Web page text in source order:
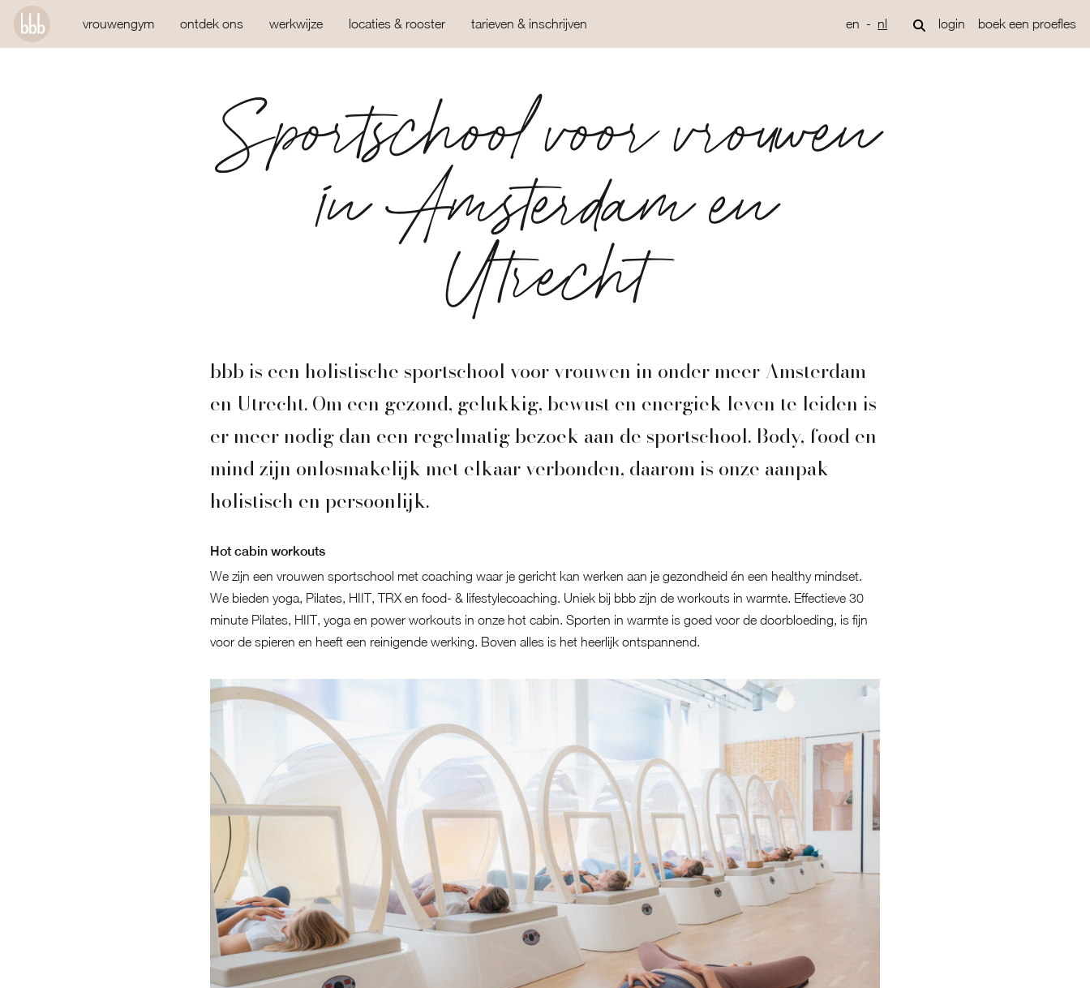
vrouwengym ontdek ons werkwijze locaties & rooster tarieven & inschrijven en nl login boek een proefles
Sportschool voor vrouwen
in Amsterdam en
Utrecht
bbb is een holistische sportschool voor vrouwen in onder meer Amsterdam
en Utrecht. Om een gezond, gelukkig, bewust en energiek leven te leiden is
er meer nodig dan een regelmatig bezoek aan de sportschool. Body, food en
mind zijn onlosmakelijk met elkaar verbonden, daarom is onze aanpak
holistisch en persoonlijk.
Hot cabin workouts
We zijn een vrouwen sportschool met coaching waar je gericht kan werken aan je gezondheid én een healthy mindset.
We bieden yoga, Pilates, HIIT, TRX en food- & lifestylecoaching. Uniek bij bbb zijn de workouts in warmte. Effectieve 30
minute Pilates, HIIT, yoga en power workouts in onze hot cabin. Sporten in warmte is goed voor de doorbloeding, is fijn
voor de spieren en heeft een reinigende werking. Boven alles is het heerlijk ontspannend.